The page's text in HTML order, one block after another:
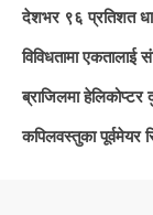
देशभर ९६ प्रतिशत
विविधतामा एकतालाई
ब्राजिलमा हेलिकोप्टर
कपिलवस्तुका पूर्वमेयर